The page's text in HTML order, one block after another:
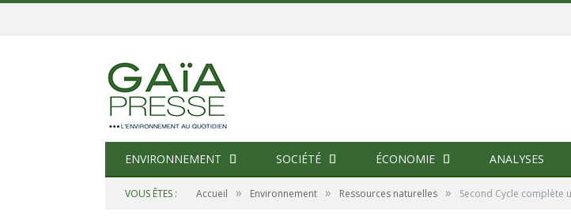
ENVIRONNEMENT SOCIÉTÉ ÉCONOMIE ANALYSES
VOUS ÊTES : Accueil » Environnement » Ressources naturelles » Second Cycle complète